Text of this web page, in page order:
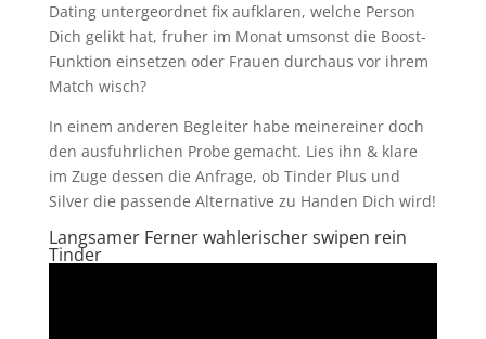
Dating untergeordnet fix aufklaren, welche Person
Dich gelikt hat, fruher im Monat umsonst die Boost-
Funktion einsetzen oder Frauen durchaus vor ihrem
Match wisch?
In einem anderen Begleiter habe meinereiner doch
den ausfuhrlichen Probe gemacht. Lies ihn & klare
im Zuge dessen die Anfrage, ob Tinder Plus und
Silver die passende Alternative zu Handen Dich wird!
Langsamer Ferner wahlerischer swipen rein
Tinder